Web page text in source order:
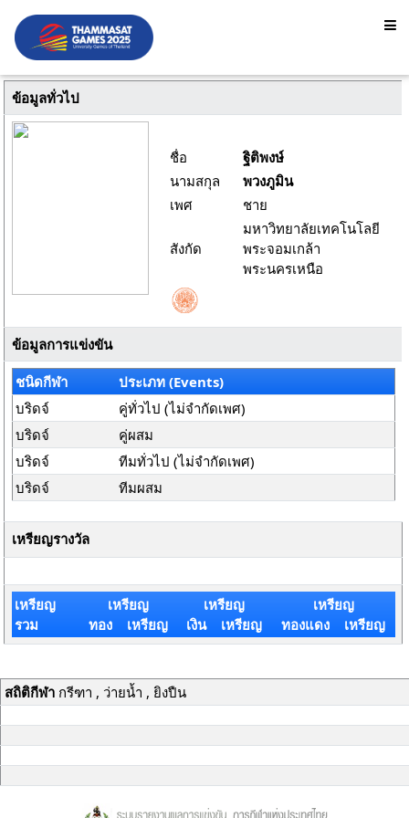
ข้อมูลทั่วไป
ชื่อ
ฐิติพงษ์
นามสกุล
พวงภูมิน
เพศ
ชาย
สังกัด
มหาวิทยาลัยเทคโนโลยี
พระจอมเกล้า
พระนครเหนือ
ข้อมูลการแข่งขัน
ชนิดกีฬา
ประเภท (Events)
บริดจ์
คู่ทั่วไป (ไม่จำกัดเพศ)
บริดจ์
คู่ผสม
บริดจ์
ทีมทั่วไป (ไม่จำกัดเพศ)
บริดจ์
ทีมผสม
เหรียญรางวัล
เหรียญ
รวม
เหรียญ
ทอง เหรียญ
เหรียญ
เงิน เหรียญ
เหรียญ
ทองแดง เหรียญ
สถิติกีฬากรีฑา , ว่ายน้ำ , ยิงปืน